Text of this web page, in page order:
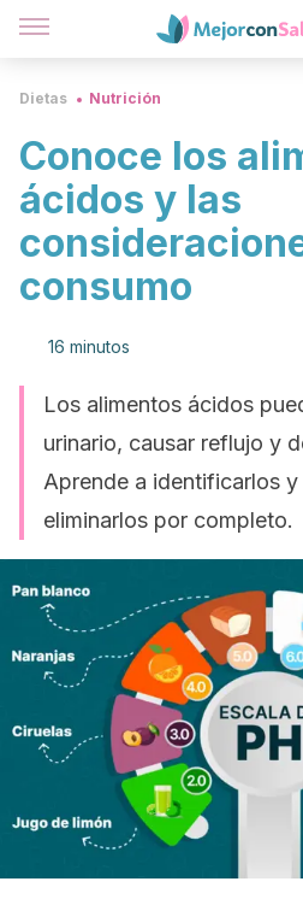
Dietas Nutrición
Conoce los
ácidos y las
consumo
16 minutos
Los alimentos ácidos
urinario, causar reflujo y
Aprende a identificarlos
eliminarlos por completo.